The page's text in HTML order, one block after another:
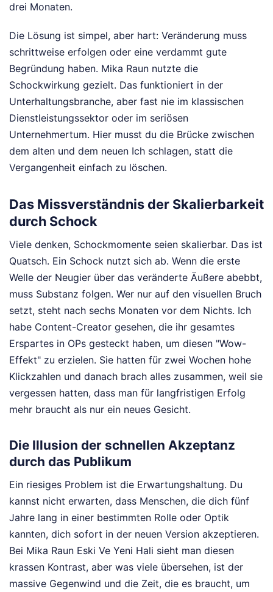
drei Monaten.
Die Lösung ist simpel, aber hart: Veränderung muss
schrittweise erfolgen oder eine verdammt gute
Begründung haben. Mika Raun nutzte die
Schockwirkung gezielt. Das funktioniert in der
Unterhaltungsbranche, aber fast nie im klassischen
Dienstleistungssektor oder im seriösen
Unternehmertum. Hier musst du die Brücke zwischen
dem alten und dem neuen Ich schlagen, statt die
Vergangenheit einfach zu löschen.
Das Missverständnis der Skalierbarkeit
durch Schock
Viele denken, Schockmomente seien skalierbar. Das ist
Quatsch. Ein Schock nutzt sich ab. Wenn die erste
Welle der Neugier über das veränderte Äußere abebbt,
muss Substanz folgen. Wer nur auf den visuellen Bruch
setzt, steht nach sechs Monaten vor dem Nichts. Ich
habe Content-Creator gesehen, die ihr gesamtes
Erspartes in OPs gesteckt haben, um diesen "Wow-
Effekt" zu erzielen. Sie hatten für zwei Wochen hohe
Klickzahlen und danach brach alles zusammen, weil sie
vergessen hatten, dass man für langfristigen Erfolg
mehr braucht als nur ein neues Gesicht.
Die Illusion der schnellen Akzeptanz
durch das Publikum
Ein riesiges Problem ist die Erwartungshaltung. Du
kannst nicht erwarten, dass Menschen, die dich fünf
Jahre lang in einer bestimmten Rolle oder Optik
kannten, dich sofort in der neuen Version akzeptieren.
Bei Mika Raun Eski Ve Yeni Hali sieht man diesen
krassen Kontrast, aber was viele übersehen, ist der
massive Gegenwind und die Zeit, die es braucht, um